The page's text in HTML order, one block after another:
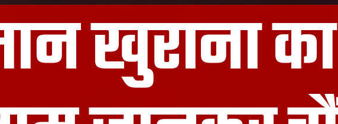
खुराना का